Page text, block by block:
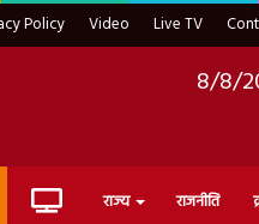
Policy Video Live TV
8/8/
Live राज्य राजनीति